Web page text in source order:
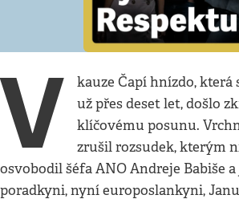
V
kauze Čapí hnízdo, která
už přes deset let, došlo
klíčovému posunu.
zrušil rozsudek, kterým
osvobodil šéfa ANO Andreje Babiše
poradkyni, nyní europoslankyni,